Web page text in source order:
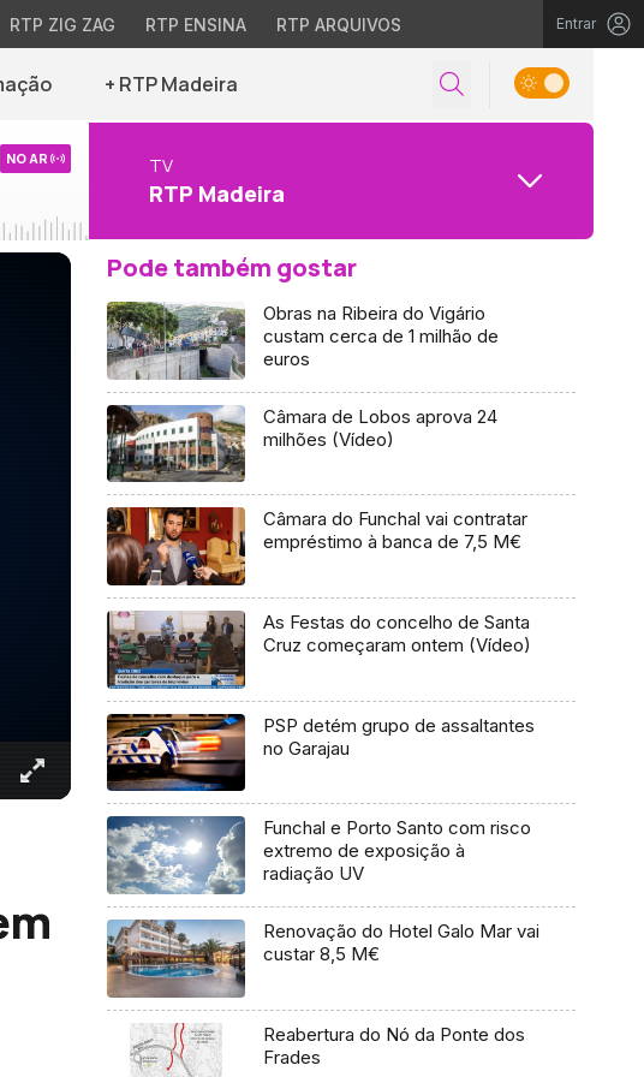
RTP ZIG ZAG RTP ENSINA RTP ARQUIVOS Entrar
+ RTP Madeira
NO AR TV
RTP Madeira
Pode também gostar
Obras na Ribeira do Vigário
custam cerca de 1 milhão de
euros
Câmara de Lobos aprova 24
milhões (Vídeo)
Câmara do Funchal vai contratar
empréstimo à banca de 7,5 M€
As Festas do concelho de Santa
Cruz começaram ontem (Vídeo)
PSP detém grupo de assaltantes
no Garajau
Funchal e Porto Santo com risco
extremo de exposição à
radiação UV
Renovação do Hotel Galo Mar vai
custar 8,5 M€
Reabertura do Nó da Ponte dos
Frades